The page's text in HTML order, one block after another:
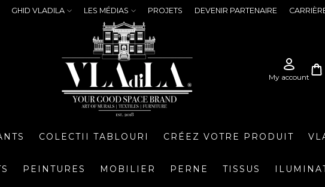
GHID VLADILA LES MÉDIAS PROJETS DEVENIR PARTENAIRE
COLECTII TABLOURI CRÉEZ VOTRE PRODUIT
PEINTURES MOBILIER PERNE TISSUS